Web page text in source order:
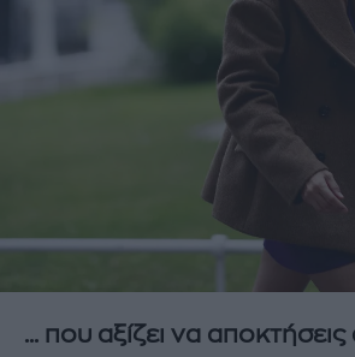
... που αξίζει να